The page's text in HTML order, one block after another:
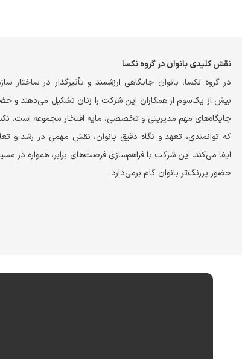
نقش کلیدی بانوان در گروه نکسا
در گروه نکسا، بانوان جایگاهی ارزشمند و تأثیرگذار در ساختار
بیش از یک‌سوم از همکاران این شرکت را زنان تشکیل می‌دهند و
جایگاه‌های مهم مدیریتی و تخصصی، مایه افتخار مجموعه است.
که توانمندی، تعهد و نگاه دقیق بانوان، نقش مهمی در رشد و
ایفا می‌کند. این شرکت با فراهم‌سازی فرصت‌های برابر، همواره در
حضور پررنگ‌تر بانوان گام برمی‌دارد.